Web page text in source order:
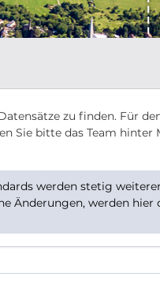
zu finden. Für
Sie bitte das Team hinter
werden stetig
Änderungen, werden hier